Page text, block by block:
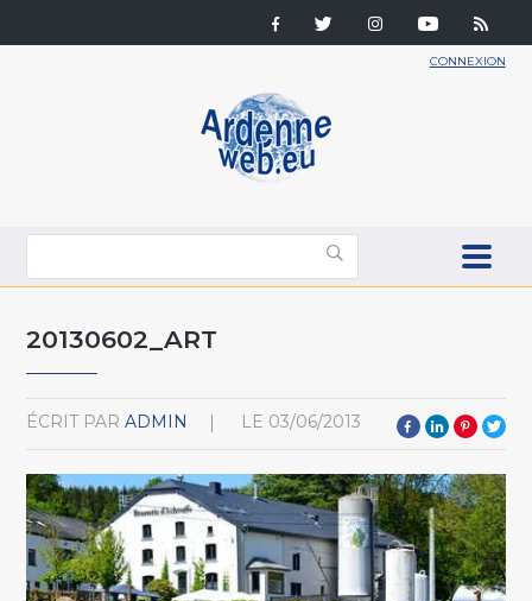
CONNEXION
20130602_ART
ÉCRIT PAR ADMIN LE 03/06/2013